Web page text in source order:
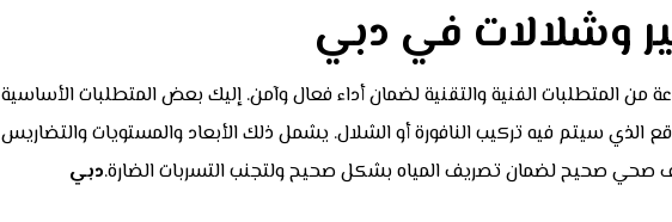
وشلالات في دبي
من المتطلبات الفنية والتقنية لضمان أداء فعال وآمن. إليك بعض المتطلبات الأساسية
سيتم فيه تركيب النافورة أو الشلال. يشمل ذلك الأبعاد والمستويات والتضاريس
صحيح لضمان تصريف المياه بشكل صحيح ولتجنب التسربات الضارة.دبي